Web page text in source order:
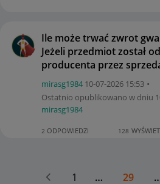
Ile może trwać zwrot
Jeżeli przedmiot został
producenta przez
mirasg1984 ‎10-07-2026 15:53
Ostatnio opublikowano w dniu
mirasg1984
2 ODPOWIEDZI 128
1 … 29